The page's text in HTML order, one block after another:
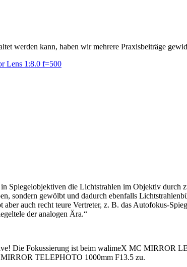
werden kann, haben wir mehrere Praxisbeiträge
Lens 1:8.0 f=500
Spiegelobjektiven die Lichtstrahlen im Objektiv durch
sondern gewölbt und dadurch ebenfalls
auch recht teure Vertreter, z. B. das Autofokus-
der analogen Ära.“
Die Fokussierung ist beim walimeX MC MIRROR
TELEPHOTO 1000mm F13.5 zu.